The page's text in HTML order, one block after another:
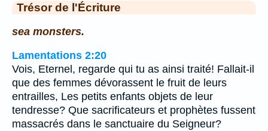
Trésor de l'Écriture
sea monsters.
Lamentations 2:20
Vois, Eternel, regarde qui tu as ainsi traité! Fallait-il
que des femmes dévorassent le fruit de leurs
entrailles, Les petits enfants objets de leur
tendresse? Que sacrificateurs et prophètes fussent
massacrés dans le sanctuaire du Seigneur?